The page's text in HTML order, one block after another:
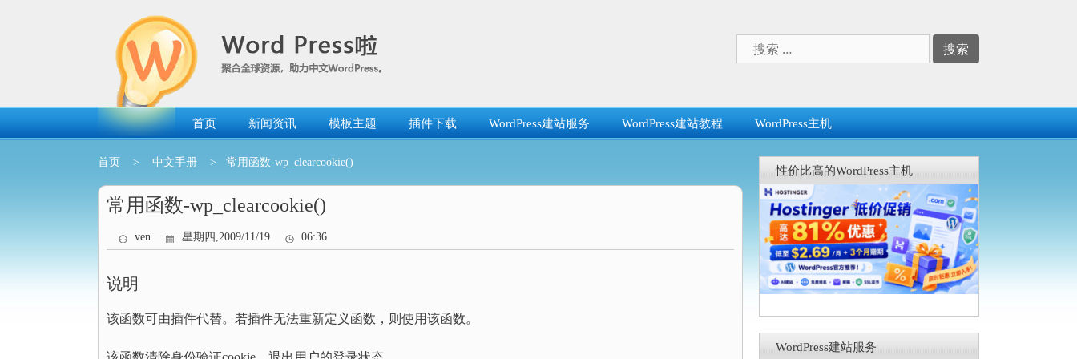
索：
首页 新闻资讯 模板主题 插件下载 WordPress建站服务 WordPress建站教程 WordPress主机
首页 > 中文手册 > 常用函数-wp_clearcookie()
常用函数-wp_clearcookie()
ven 星期四,2009/11/19 06:36
说明
该函数可由插件代替。若插件无法重新定义函数，则使用该函数。
性价比高的WordPress主机
WordPress建站服务